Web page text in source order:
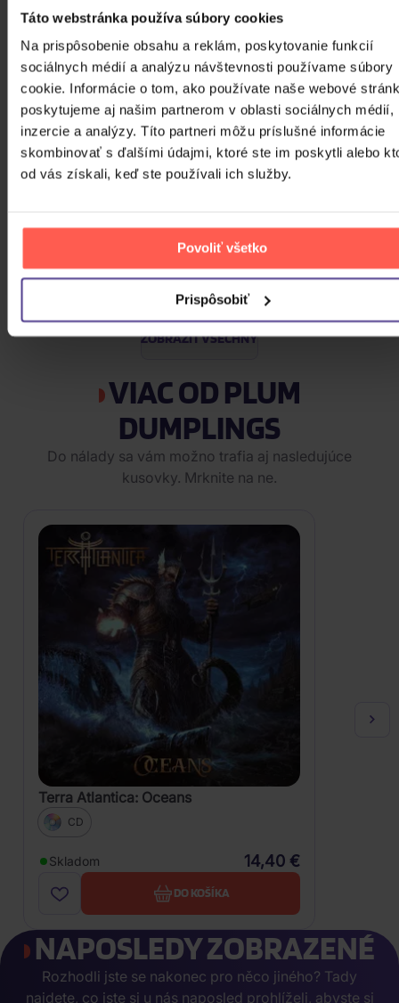
Táto webstránka používa súbory cookies
Na prispôsobenie obsahu a reklám, poskytovanie funkcií
sociálnych médií a analýzu návštevnosti používame súbory
cookie. Informácie o tom, ako používate naše webové
poskytujeme aj našim partnerom v oblasti sociálnych médií,
inzercie a analýzy. Títo partneri môžu príslušné informácie
skombinovať s ďalšími údajmi, ktoré ste im poskytli alebo
od vás získali, keď ste používali ich služby.
Povoliť všetko
Prispôsobiť
Skladom 16,30 €
Linkin Park: From Zero (Coloured
Blue Vinyl)
Vinyl
Skladom 24,90 €
CD
Skladom 13,10 €
ZOBRAZIT VŠECHNY
VIAC OD PLUM
DUMPLINGS
Do nálady sa vám možno trafia aj nasledujúce
kusovky. Mrknite na ne.
Terra Atlantica: Oceans
CD
Skladom 14,40 €
DO KOŠÍKA
NAPOSLEDY ZOBRAZENÉ
Rozhodli jste se nakonec pro něco jiného? Tady
najdete, co jste si u nás naposled prohlíželi, abyste si